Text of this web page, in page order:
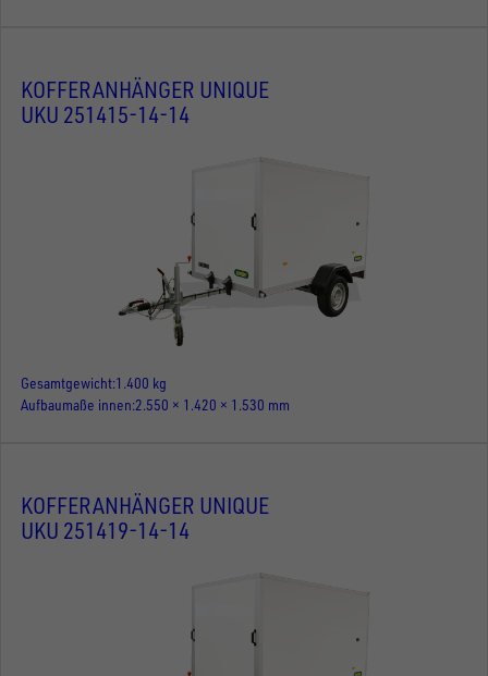
KOFFERANHÄNGER UNIQUE
UKU 251415-14-14
Gesamtgewicht 1.400 kg
Aufbaumaße innen 2.550 × 1.420 × 1.530 mm
KOFFERANHÄNGER UNIQUE
UKU 251419-14-14